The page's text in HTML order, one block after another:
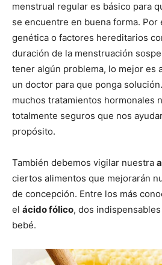
menstrual regular es básico para
se encuentre en buena forma. Por
genética o factores hereditarios
duración de la menstruación
tener algún problema, lo mejor es
un doctor para que ponga
muchos tratamientos hormonales
totalmente seguros que nos
propósito.
También debemos vigilar nuestra
ciertos alimentos que mejorarán
de concepción. Entre los más
el ácido fólico, dos
bebé.